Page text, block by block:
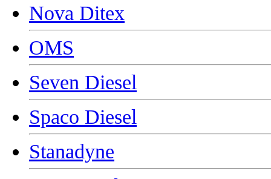
Nova Ditex
OMS
Seven Diesel
Spaco Diesel
Stanadyne